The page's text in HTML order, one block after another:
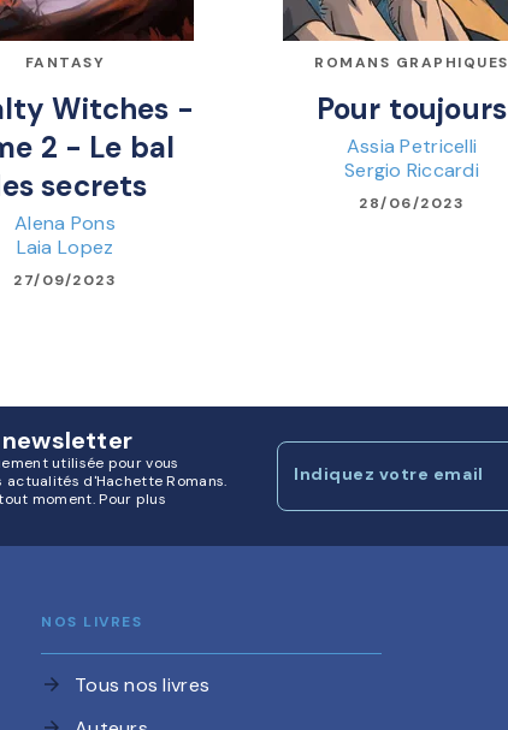
FANTASY
Witches -
2 - Le bal
secrets
Alena Pons
Laia Lopez
27/09/2023
ROMANS GRAPHIQUES
Pour toujours
Assia Petricelli
Sergio Riccardi
28/06/2023
utilisée pour vous
d'Hachette Romans.
moment. Pour plus
Indiquez votre email
NOS LIVRES
arrow_forward Tous nos livres